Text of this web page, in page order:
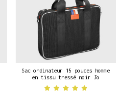
Sac ordinateur 15 pouces homme
en tissu tressé noir Jo